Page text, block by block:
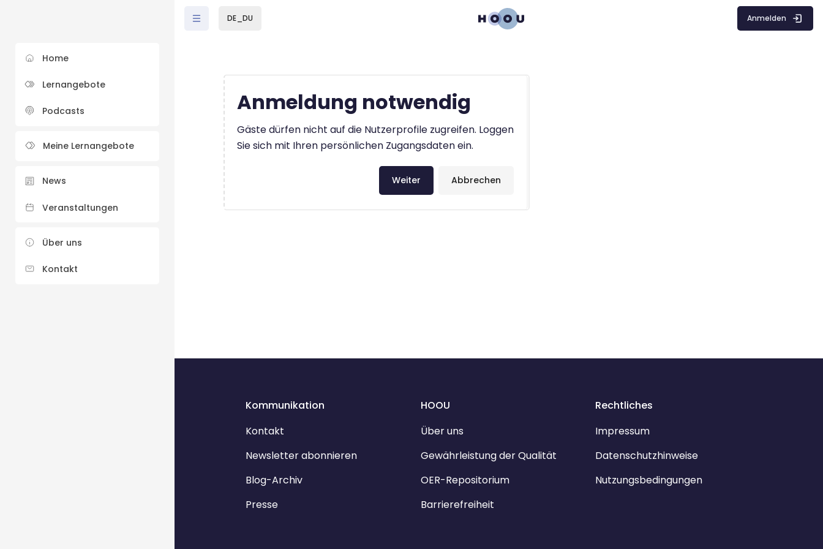
Home
Lernangebote
Podcasts
Meine Lernangebote
News
Veranstaltungen
Über uns
Kontakt
DE_DU Anmelden
Anmeldung notwendig
Gäste dürfen nicht auf die Nutzerprofile zugreifen. Loggen
Sie sich mit Ihren persönlichen Zugangsdaten ein.
Abbrechen
Weiter
Kommunikation
Kontakt
Newsletter abonnieren
Blog-Archiv
Presse
HOOU
Über uns
Gewährleistung der Qualität
OER-Repositorium
Barrierefreiheit
Rechtliches
Impressum
Datenschutzhinweise
Nutzungsbedingungen